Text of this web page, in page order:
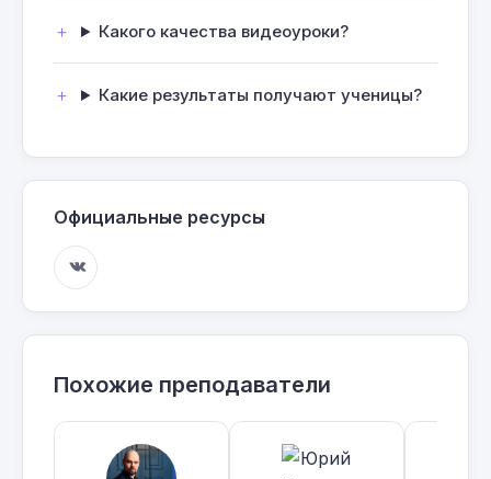
Какого качества видеоуроки?
Какие результаты получают ученицы?
Официальные ресурсы
Похожие преподаватели